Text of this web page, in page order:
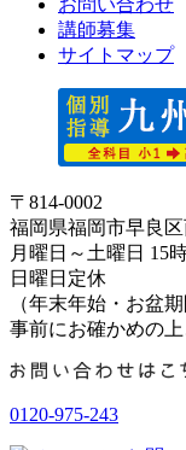
お問い合わせ
講師募集
サイトマップ
〒814-0002
福岡県福岡市早良
月曜日～土曜日 15
日曜日定休
（年末年始・お盆
事前にお確かめの上
0120-975-243